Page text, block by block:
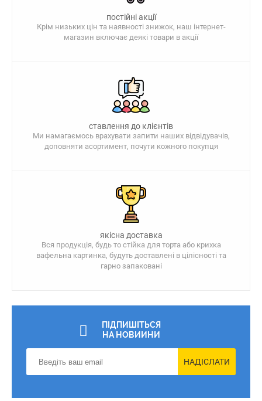
постійні акції
Крім низьких цін та наявності знижок, наш інтернет-
магазин включає деякі товари в акції
ставлення до клієнтів
Ми намагаємось врахувати запити наших відвідувачів,
доповняти асортимент, почути кожного покупця
якісна доставка
Вся продукція, будь то стійка для торта або крихка
вафельна картинка, будуть доставлені в цілісності та
гарно запаковані
ПІДПИШІТЬСЯ
НА НОВИИНИ
НАДІСЛАТИ